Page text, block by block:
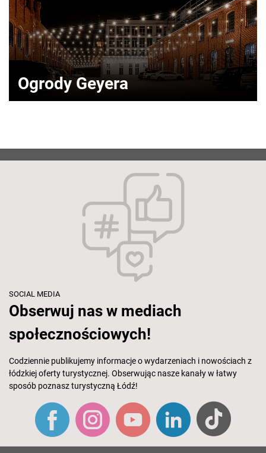
Ogrody Geyera
SOCIAL MEDIA
Obserwuj nas w mediach
społecznościowych!
Codziennie publikujemy informacje o wydarzeniach i nowościach z
łódzkiej oferty turystycznej. Obserwując nasze kanały w łatwy
sposób poznasz turystyczną Łódź!